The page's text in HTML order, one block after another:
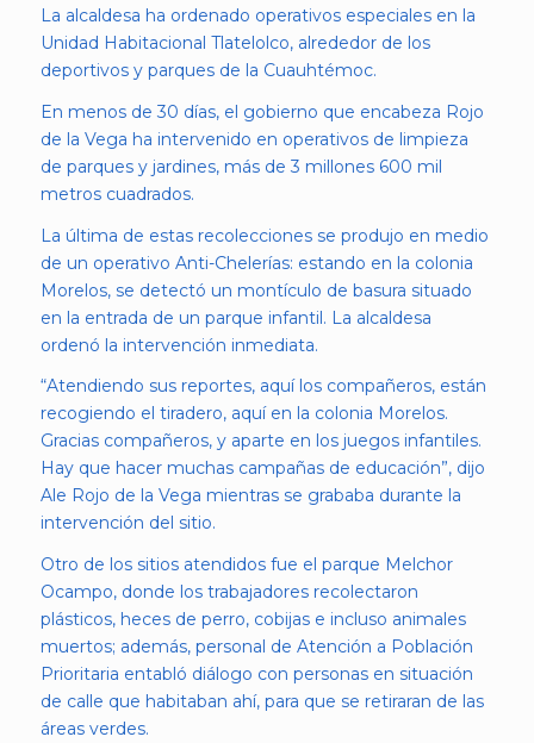
La alcaldesa ha ordenado operativos especiales en la
Unidad Habitacional Tlatelolco, alrededor de los
deportivos y parques de la Cuauhtémoc.
En menos de 30 días, el gobierno que encabeza Rojo
de la Vega ha intervenido en operativos de limpieza
de parques y jardines, más de 3 millones 600 mil
metros cuadrados.
La última de estas recolecciones se produjo en medio
de un operativo Anti-Chelerías: estando en la colonia
Morelos, se detectó un montículo de basura situado
en la entrada de un parque infantil. La alcaldesa
ordenó la intervención inmediata.
“Atendiendo sus reportes, aquí los compañeros, están
recogiendo el tiradero, aquí en la colonia Morelos.
Gracias compañeros, y aparte en los juegos infantiles.
Hay que hacer muchas campañas de educación”, dijo
Ale Rojo de la Vega mientras se grababa durante la
intervención del sitio.
Otro de los sitios atendidos fue el parque Melchor
Ocampo, donde los trabajadores recolectaron
plásticos, heces de perro, cobijas e incluso animales
muertos; además, personal de Atención a Población
Prioritaria entabló diálogo con personas en situación
de calle que habitaban ahí, para que se retiraran de las
áreas verdes.